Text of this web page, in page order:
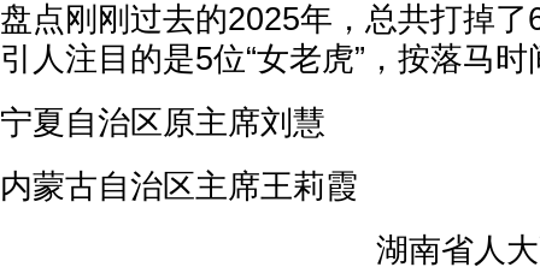
盘点刚刚过去的2025年，总共打掉
引人注目的是5位“女老虎”，按落马
宁夏自治区原主席刘慧
内蒙古自治区主席王莉霞
湖南省人